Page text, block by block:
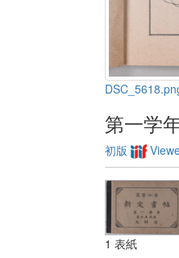
第一学
初版
1 表紙